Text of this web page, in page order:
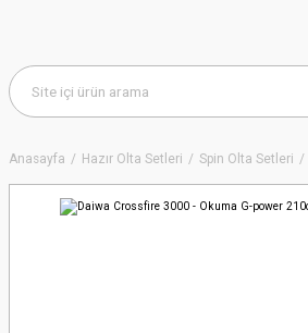
Anasayfa Hazır Olta Setleri Spin Olta Setleri